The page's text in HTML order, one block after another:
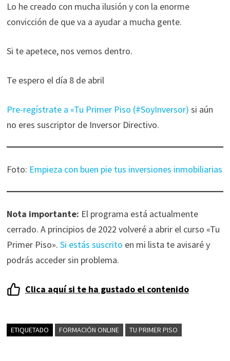
Lo he creado con mucha ilusión y con la enorme
convicción de que va a ayudar a mucha gente.
Si te apetece, nos vemos dentro.
Te espero el día 8 de abril
Pre-regístrate a «Tu Primer Piso (#SoyInversor) si aún
no eres suscriptor de Inversor Directivo.
Foto: Empieza con buen pie tus inversiones inmobiliarias
Nota importante: El programa está actualmente
cerrado. A principios de 2022 volveré a abrir el curso «Tu
Primer Piso». Si estás suscrito en mi lista te avisaré y
podrás acceder sin problema.
Clica aquí si te ha gustado el contenido
ETIQUETADO FORMACIÓN ONLINE TU PRIMER PISO